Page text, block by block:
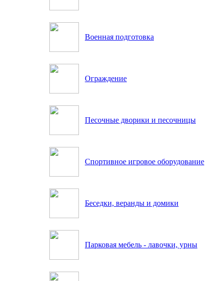
Военная подготовка
Ограждение
Песочные дворики и песочницы
Спортивное игровое оборудование
Беседки, веранды и домики
Парковая мебель - лавочки, урны